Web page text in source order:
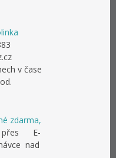
v čase
zdarma,
přes E-
nad